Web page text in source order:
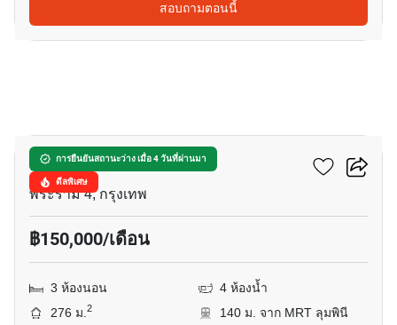
สอบถามตอนนี้
การยืนยันสถานะว่าง เมื่อ 4 วันที่ผ่านมา
ดีลพิเศษ
ลุมพินี พาร์ค วิว
พระราม 4, กรุงเทพ
฿150,000/เดือน
3 ห้องนอน
4 ห้องน้ำ
276 ม.2
140 ม. จาก MRT ลุมพินี